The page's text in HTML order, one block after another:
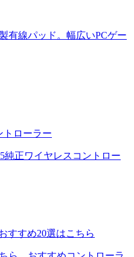
有線パッド。幅広いPCゲー
トローラー
純正ワイヤレスコントロー
すすめ20選はこちら